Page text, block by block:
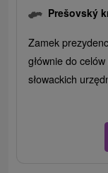
Prešovský
Zamek
głównie do
słowackich